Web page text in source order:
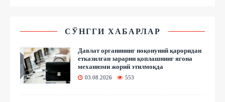
СЎНГГИ ХАБАРЛАР
Давлат органининг ноқонуний қароридан
етказилган зарарни қоплашнинг ягона
механизми жорий этилмоқда
03.08.2026 553